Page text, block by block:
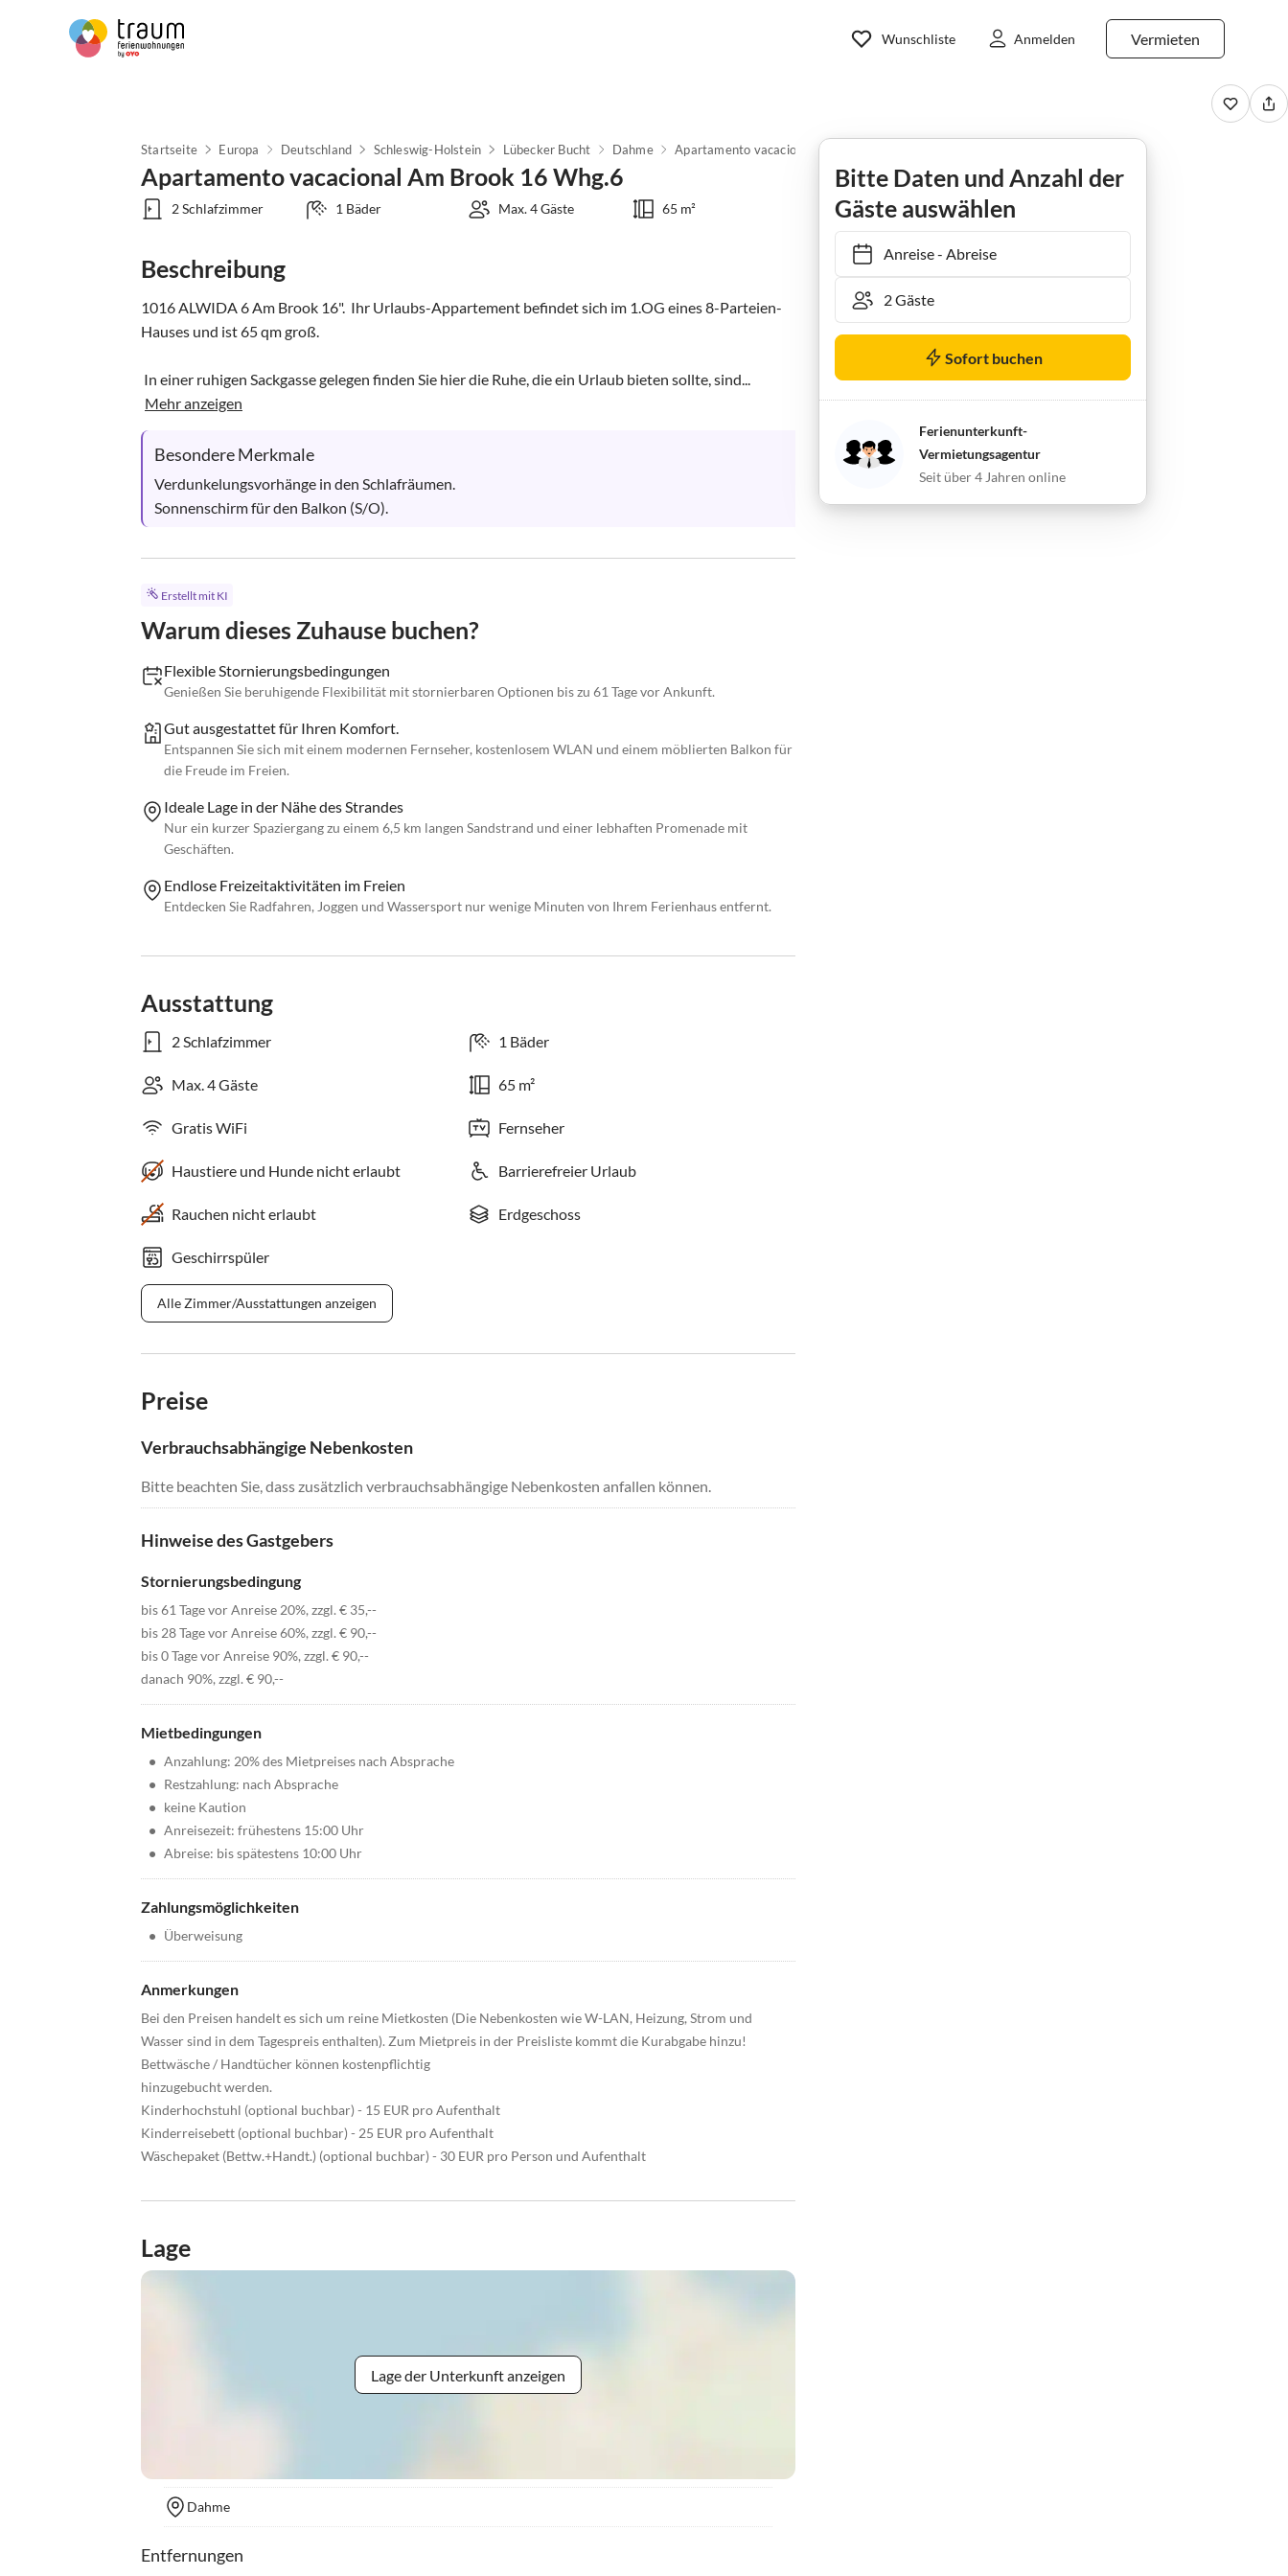
Vermieten
Wunschliste Anmelden
Startseite Europa Deutschland Schleswig-Holstein Lübecker Bucht Dahme
Apartamento vacacional Am Brook 16 Whg.6
2 Schlafzimmer 1 Bäder Max. 4 Gäste 65 m²
Beschreibung
1016 ALWIDA 6 Am Brook 16".  Ihr Urlaubs-Appartement befindet sich im 1.OG eines 8-Parteien-
Hauses und ist 65 qm groß.
In einer ruhigen Sackgasse gelegen finden Sie hier die Ruhe, die ein Urlaub bieten sollte, sind...
Mehr anzeigen
Besondere Merkmale
Verdunkelungsvorhänge in den Schlafräumen.
Sonnenschirm für den Balkon (S/O).
Erstellt mit KI
Warum dieses Zuhause buchen?
Flexible Stornierungsbedingungen
Genießen Sie beruhigende Flexibilität mit stornierbaren Optionen bis zu 61 Tage vor Ankunft.
Gut ausgestattet für Ihren Komfort.
Entspannen Sie sich mit einem modernen Fernseher, kostenlosem WLAN und einem möblierten Balkon für
die Freude im Freien.
Ideale Lage in der Nähe des Strandes
Nur ein kurzer Spaziergang zu einem 6,5 km langen Sandstrand und einer lebhaften Promenade mit
Geschäften.
Endlose Freizeitaktivitäten im Freien
Entdecken Sie Radfahren, Joggen und Wassersport nur wenige Minuten von Ihrem Ferienhaus entfernt.
Ausstattung
2 Schlafzimmer 1 Bäder
Max. 4 Gäste 65 m²
Gratis WiFi Fernseher
Haustiere und Hunde nicht erlaubt Barrierefreier Urlaub
Rauchen nicht erlaubt Erdgeschoss
Geschirrspüler
Alle Zimmer/Ausstattungen anzeigen
Preise
Verbrauchsabhängige Nebenkosten
Bitte beachten Sie, dass zusätzlich verbrauchsabhängige Nebenkosten anfallen können.
Hinweise des Gastgebers
Stornierungsbedingung
bis 61 Tage vor Anreise 20%, zzgl. € 35,--
bis 28 Tage vor Anreise 60%, zzgl. € 90,--
bis 0 Tage vor Anreise 90%, zzgl. € 90,--
danach 90%, zzgl. € 90,--
Mietbedingungen
• Anzahlung: 20% des Mietpreises nach Absprache
• Restzahlung: nach Absprache
• keine Kaution
• Anreisezeit: frühestens 15:00 Uhr
• Abreise: bis spätestens 10:00 Uhr
Zahlungsmöglichkeiten
• Überweisung
Anmerkungen
Bei den Preisen handelt es sich um reine Mietkosten (Die Nebenkosten wie W-LAN, Heizung, Strom und
Wasser sind in dem Tagespreis enthalten). Zum Mietpreis in der Preisliste kommt die Kurabgabe hinzu!
Bettwäsche / Handtücher können kostenpflichtig
hinzugebucht werden.
Kinderhochstuhl (optional buchbar) - 15 EUR pro Aufenthalt
Kinderreisebett (optional buchbar) - 25 EUR pro Aufenthalt
Wäschepaket (Bettw.+Handt.) (optional buchbar) - 30 EUR pro Person und Aufenthalt
Lage
Lage der Unterkunft anzeigen
Dahme
Entfernungen
Bitte Daten und Anzahl der
Gäste auswählen
Anreise- Abreise
Sofort buchen
Ferienunterkunft-
Vermietungsagentur
Seit über 4 Jahren online